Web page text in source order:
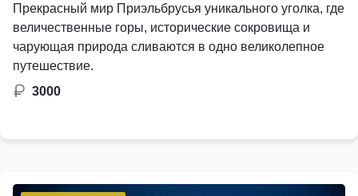
Прекрасный мир Приэльбрусья уникального уголка, где
величественные горы, исторические сокровища и
чарующая природа сливаются в одно великолепное
путешествие.
3000